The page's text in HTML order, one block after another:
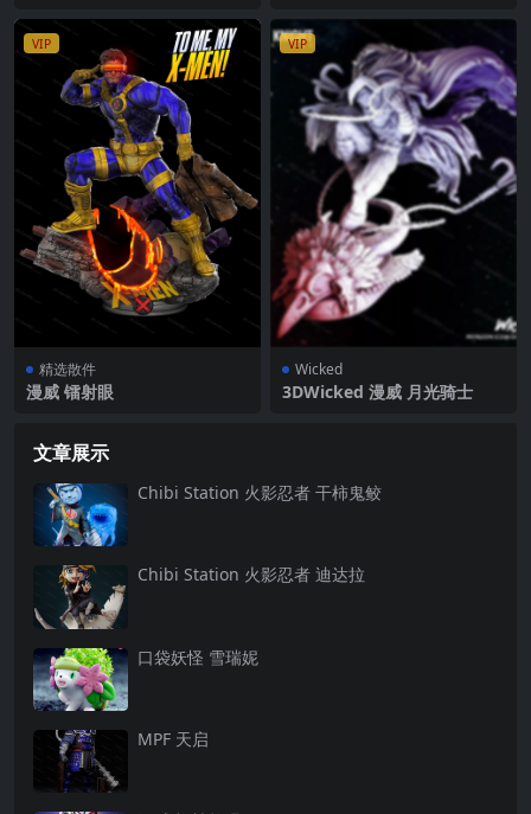
VIP
精选散件
漫威 镭射眼
VIP
Wicked
3DWicked 漫威 月光骑士
文章展示
Chibi Station 火影忍者 干柿鬼鲛
Chibi Station 火影忍者 迪达拉
口袋妖怪 雪瑞妮
MPF 天启